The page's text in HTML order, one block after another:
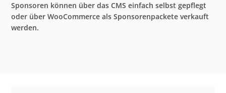
Sponsoren können über das CMS einfach selbst gepflegt
oder über WooCommerce als Sponsorenpackete verkauft
werden.